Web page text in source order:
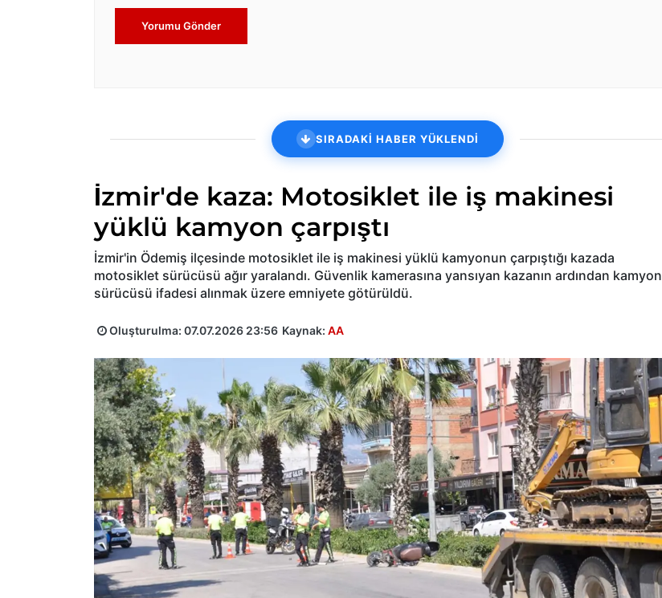
Yorumu Gönder
SIRADAKİ HABER YÜKLENDİ
İzmir'de kaza: Motosiklet ile iş makinesi
yüklü kamyon çarpıştı
İzmir'in Ödemiş ilçesinde motosiklet ile iş makinesi yüklü kamyonun çarpıştığı kazada
motosiklet sürücüsü ağır yaralandı. Güvenlik kamerasına yansıyan kazanın ardından kamyon
sürücüsü ifadesi alınmak üzere emniyete götürüldü.
Oluşturulma: 07.07.2026 23:56 Kaynak: AA